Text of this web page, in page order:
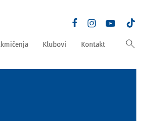
Klubovi Kontakt search